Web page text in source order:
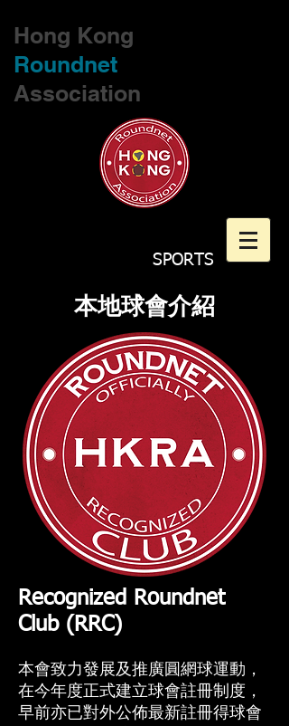
Hong Kong
Roundnet
Association
SPORTS
本地球會介紹
Recognized Roundnet
Club (RRC)
本會致力發展及推廣圓網球運動，
在今年度正式建立球會註冊制度，
早前亦已對外公佈最新註冊得球會